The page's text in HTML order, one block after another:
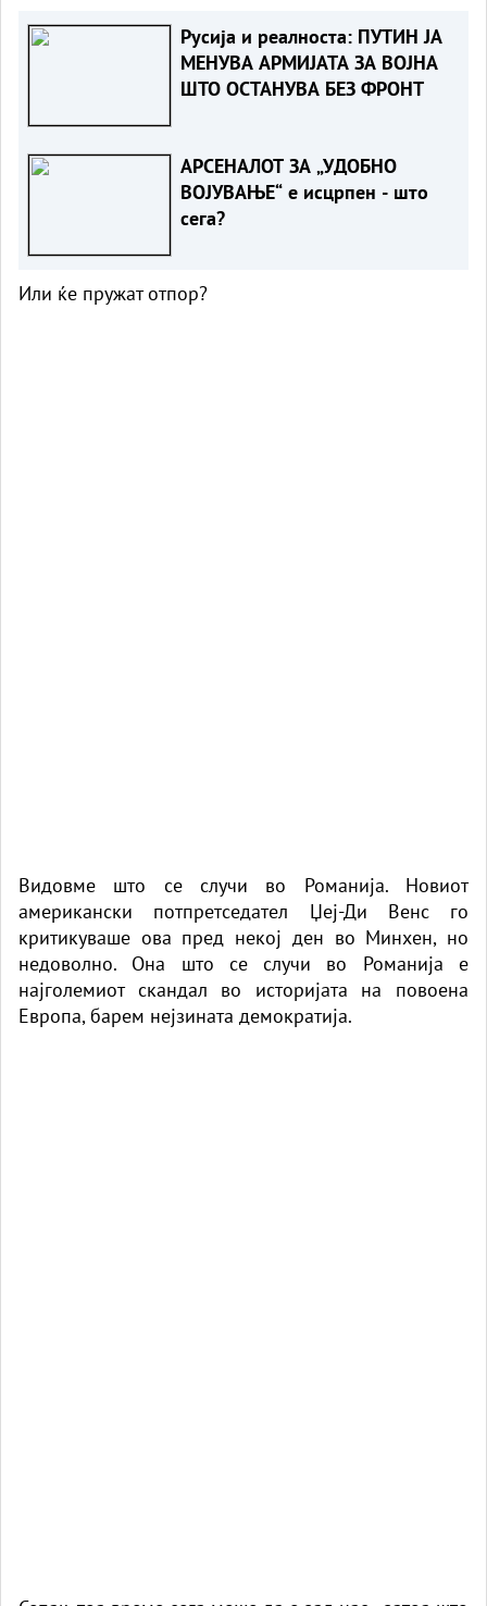
Русија и реалноста: ПУТИН ЈА
МЕНУВА АРМИЈАТА ЗА ВОЈНА
ШТО ОСТАНУВА БЕЗ ФРОНТ
АРСЕНАЛОТ ЗА „УДОБНО
ВОЈУВАЊЕ“ е исцрпен - што
сега?
Или ќе пружат отпор?
Видовме што се случи во Романија. Новиот
американски потпретседател Џеј-Ди Венс го
критикуваше ова пред некој ден во Минхен, но
недоволно. Она што се случи во Романија е
најголемиот скандал во историјата на повоена
Европа, барем нејзината демократија.